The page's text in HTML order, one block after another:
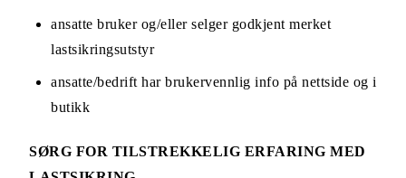
ansatte bruker og/eller selger godkjent merket
lastsikringsutstyr
ansatte/bedrift har brukervennlig info på nettside og i
butikk
SØRG FOR TILSTREKKELIG ERFARING MED